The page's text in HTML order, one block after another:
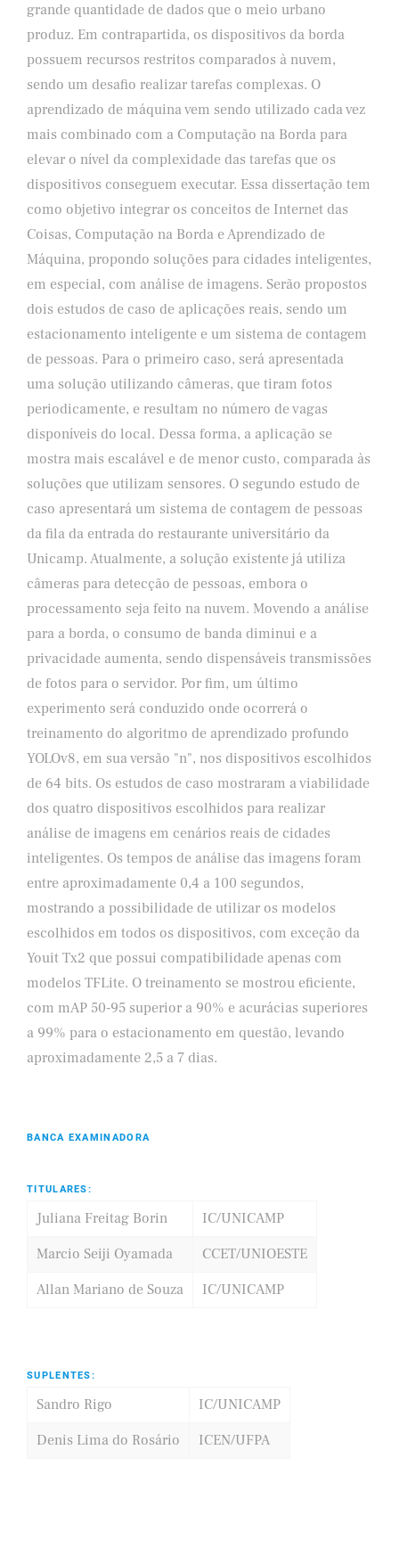
grande quantidade de dados que o meio urbano
produz. Em contrapartida, os dispositivos da borda
possuem recursos restritos comparados à nuvem,
sendo um desafio realizar tarefas complexas. O
aprendizado de máquina vem sendo utilizado cada vez
mais combinado com a Computação na Borda para
elevar o nível da complexidade das tarefas que os
dispositivos conseguem executar. Essa dissertação tem
como objetivo integrar os conceitos de Internet das
Coisas, Computação na Borda e Aprendizado de
Máquina, propondo soluções para cidades inteligentes,
em especial, com análise de imagens. Serão propostos
dois estudos de caso de aplicações reais, sendo um
estacionamento inteligente e um sistema de contagem
de pessoas. Para o primeiro caso, será apresentada
uma solução utilizando câmeras, que tiram fotos
periodicamente, e resultam no número de vagas
disponíveis do local. Dessa forma, a aplicação se
mostra mais escalável e de menor custo, comparada às
soluções que utilizam sensores. O segundo estudo de
caso apresentará um sistema de contagem de pessoas
da fila da entrada do restaurante universitário da
Unicamp. Atualmente, a solução existente já utiliza
câmeras para detecção de pessoas, embora o
processamento seja feito na nuvem. Movendo a análise
para a borda, o consumo de banda diminui e a
privacidade aumenta, sendo dispensáveis transmissões
de fotos para o servidor. Por fim, um último
experimento será conduzido onde ocorrerá o
treinamento do algoritmo de aprendizado profundo
YOLOv8, em sua versão "n", nos dispositivos escolhidos
de 64 bits. Os estudos de caso mostraram a viabilidade
dos quatro dispositivos escolhidos para realizar
análise de imagens em cenários reais de cidades
inteligentes. Os tempos de análise das imagens foram
entre aproximadamente 0,4 a 100 segundos,
mostrando a possibilidade de utilizar os modelos
escolhidos em todos os dispositivos, com exceção da
Youit Tx2 que possui compatibilidade apenas com
modelos TFLite. O treinamento se mostrou eficiente,
com mAP 50-95 superior a 90% e acurácias superiores
a 99% para o estacionamento em questão, levando
aproximadamente 2,5 a 7 dias.
BANCA EXAMINADORA
TITULARES:
Juliana Freitag Borin
IC/UNICAMP
Marcio Seiji Oyamada
CCET/UNIOESTE
Allan Mariano de Souza
IC/UNICAMP
SUPLENTES:
Sandro Rigo
IC/UNICAMP
Denis Lima do Rosário
ICEN/UFPA